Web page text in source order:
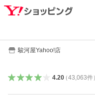
駿河屋Yahoo!店
4.20（43,063件